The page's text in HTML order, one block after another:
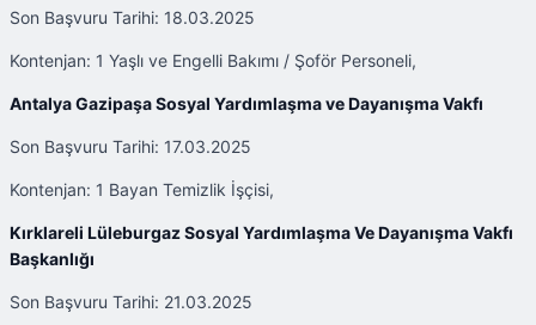
Son Başvuru Tarihi: 18.03.2025
Kontenjan: 1 Yaşlı ve Engelli Bakımı / Şoför Personeli,
Antalya Gazipaşa Sosyal Yardımlaşma ve Dayanışma Vakfı
Son Başvuru Tarihi: 17.03.2025
Kontenjan: 1 Bayan Temizlik İşçisi,
Kırklareli Lüleburgaz Sosyal Yardımlaşma Ve Dayanışma Vakfı
Başkanlığı
Son Başvuru Tarihi: 21.03.2025